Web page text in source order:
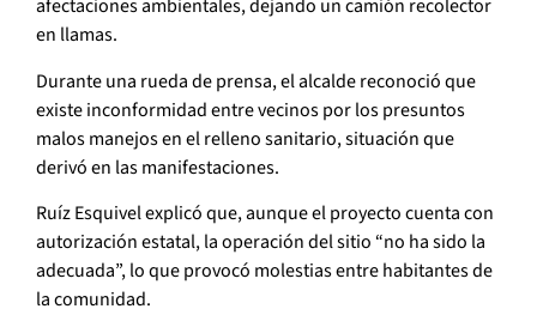
afectaciones ambientales, dejando un camión recolector
en llamas.
Durante una rueda de prensa, el alcalde reconoció que
existe inconformidad entre vecinos por los presuntos
malos manejos en el relleno sanitario, situación que
derivó en las manifestaciones.
Ruíz Esquivel explicó que, aunque el proyecto cuenta con
autorización estatal, la operación del sitio “no ha sido la
adecuada”, lo que provocó molestias entre habitantes de
la comunidad.